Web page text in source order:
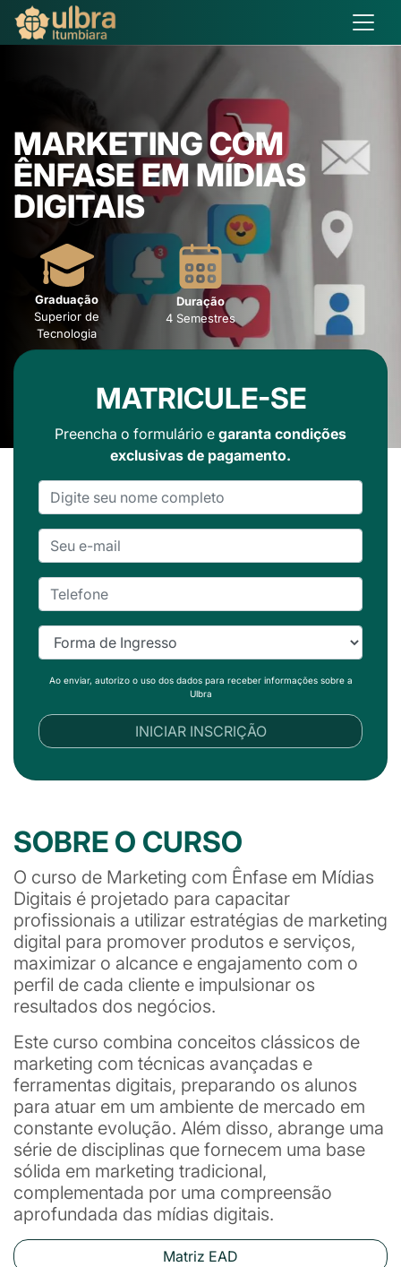
MARKETING COM
ÊNFASE EM MÍDIAS
DIGITAIS
Graduação
Superior de
Tecnologia
Duração
4 Semestres
MATRICULE-SE
Preencha o formulário e garanta condições
exclusivas de pagamento.
Ao enviar, autorizo o uso dos dados para receber informações sobre a
Ulbra
INICIAR INSCRIÇÃO
SOBRE O CURSO
O curso de Marketing com Ênfase em Mídias
Digitais é projetado para capacitar
profissionais a utilizar estratégias de marketing
digital para promover produtos e serviços,
maximizar o alcance e engajamento com o
perfil de cada cliente e impulsionar os
resultados dos negócios.
Este curso combina conceitos clássicos de
marketing com técnicas avançadas e
ferramentas digitais, preparando os alunos
para atuar em um ambiente de mercado em
constante evolução. Além disso, abrange uma
série de disciplinas que fornecem uma base
sólida em marketing tradicional,
complementada por uma compreensão
aprofundada das mídias digitais.
Matriz EAD